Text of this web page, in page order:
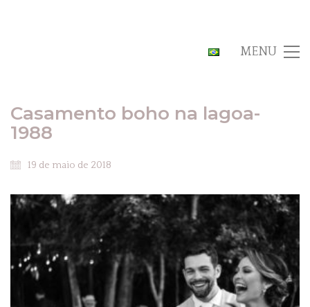
MENU
Casamento boho na lagoa-
1988
19 de maio de 2018